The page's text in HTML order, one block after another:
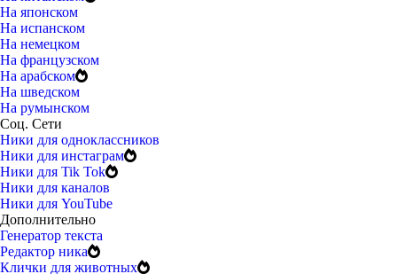
На японском
На испанском
На немецком
На французском
На арабском
На шведском
На румынском
Соц. Сети
Ники для одноклассников
Ники для инстаграм
Ники для Tik Tok
Ники для каналов
Ники для YouTube
Дополнительно
Генератор текста
Редактор ника
Клички для животных